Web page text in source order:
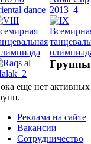
Группы
еще нет активных
Реклама на сайте
Вакансии
Сотрудничество